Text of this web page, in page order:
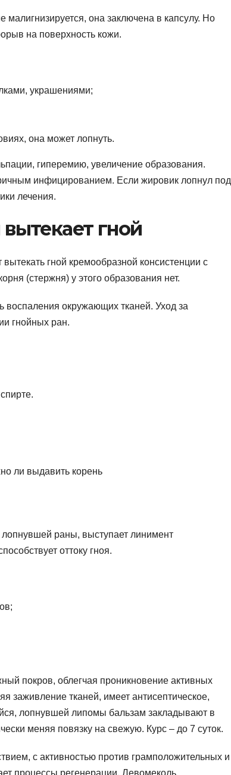
она заключена в капсулу. Но
на поверхность кожи.
украшениями;
она может лопнуть.
гиперемию, увеличение образования.
инфицированием. Если жировик лопнул под
лечения.
гной
гной кремообразной консистенции с
(стержня) у этого образования нет.
воспаления окружающих тканей. Уход за
гнойных ран.
раны, выступает линимент
оттоку гноя.
покров, облегчая проникновение активных
заживление тканей, имеет антисептическое,
лопнувшей липомы бальзам закладывают в
меняя повязку на свежую. Курс – до 7 суток.
с активностью против грамположительных и
процессы регенерации. Левомеколь